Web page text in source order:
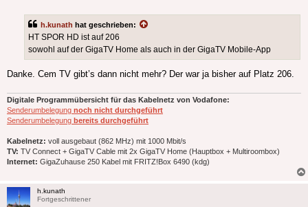
h.kunath hat geschrieben:
HT SPOR HD ist auf 206
sowohl auf der GigaTV Home als auch in der GigaTV Mobile-App
Danke. Cem TV gibt’s dann nicht mehr? Der war ja bisher auf Platz 206.
Digitale Programmübersicht für das Kabelnetz von Vodafone:
Senderumbelegung noch nicht durchgeführt
Senderumbelegung bereits durchgeführt
Kabelnetz: voll ausgebaut (862 MHz) mit 1000 Mbit/s
TV: TV Connect + GigaTV Cable mit 2x GigaTV Home (Hauptbox + Multiroombox)
Internet: GigaZuhause 250 Kabel mit FRITZ!Box 6490 (kdg)
h.kunath
Fortgeschrittener